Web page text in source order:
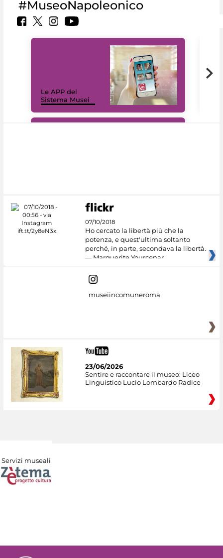
#MuseoNapoleonico
Le APP del
Sistema Musei
07/10/2018
Ho cercato la libertà più che la
potenza, e quest'ultima soltanto
perché, in parte, secondava la libertà.
— Marguerite Yourcenar
museiincomuneroma
23/06/2026
Sentire e raccontare il museo: Liceo
Linguistico Lucio Lombardo Radice
Servizi museali